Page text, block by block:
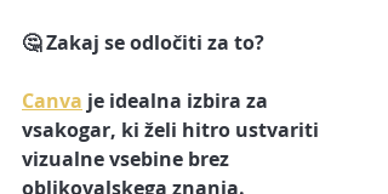
🤔 Zakaj se odločiti za to?
Canva je idealna izbira za
vsakogar, ki želi hitro ustvariti
vizualne vsebine brez
oblikovalskega znanja.